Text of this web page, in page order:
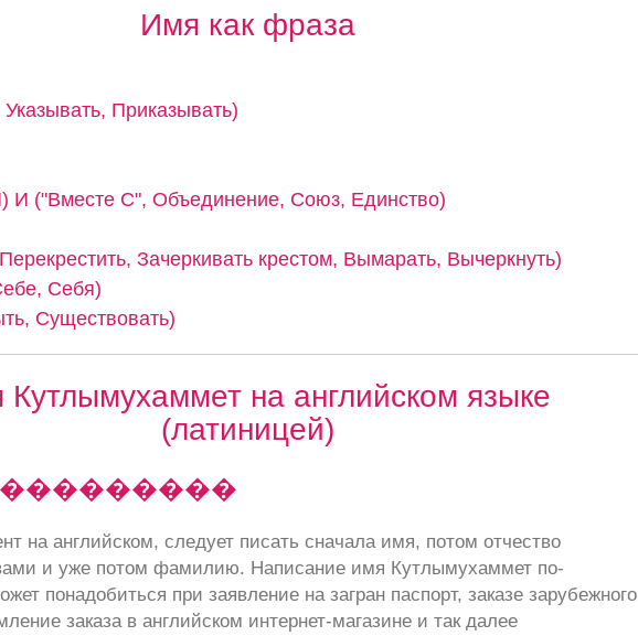
Имя как фраза
Приказывать)
("Вместе С", Объединение, Союз, Единство)
Зачеркивать крестом, Вымарать, Вычеркнуть)
Себя)
Существовать)
Кутлымухаммет на английском языке
(латиницей)
на английском, следует писать сначала имя, потом отчество
и уже потом фамилию. Написание имя Кутлымухаммет по-
понадобиться при заявление на загран паспорт, заказе зарубежного
заказа в английском интернет-магазине и так далее